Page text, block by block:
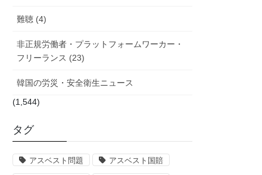
難聴 (4)
非正規労働者・プラットフォームワーカー・
フリーランス (23)
韓国の労災・安全衛生ニュース
(1,544)
タグ
アスベスト問題 アスベスト国賠